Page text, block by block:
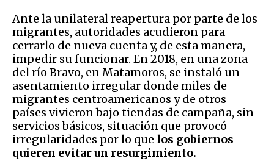
Ante la unilateral reapertura por parte de los
migrantes, autoridades acudieron para
cerrarlo de nueva cuenta y, de esta manera,
impedir su funcionar. En 2018, en una zona
del río Bravo, en Matamoros, se instaló un
asentamiento irregular donde miles de
migrantes centroamericanos y de otros
países vivieron bajo tiendas de campaña, sin
servicios básicos, situación que provocó
irregularidades por lo que los gobiernos
quieren evitar un resurgimiento.